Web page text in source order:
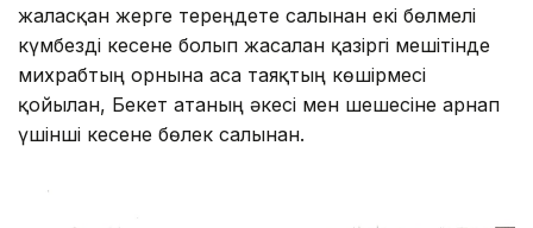
жалғасқан жерге тереңдете салынған екі бөлмелі
күмбезді кесене болып жасалған қазіргі мешітінде
михрабтың орнына аса таяқтың көшірмесі
қойылған, Бекет атаның әкесі мен шешесіне арнап
үшінші кесене бөлек салынған.